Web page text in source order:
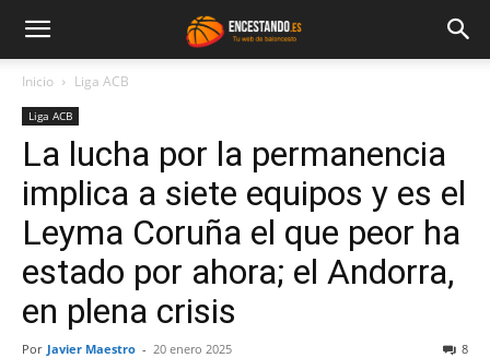
Inicio Liga ACB
Liga ACB
La lucha por la permanencia
implica a siete equipos y es el
Leyma Coruña el que peor ha
estado por ahora; el Andorra,
en plena crisis
Por Javier Maestro - 20 enero 2025 8